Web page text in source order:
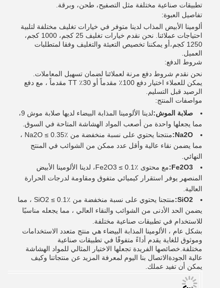
تطبيقات صناعية مختلفة مثل التصفيح، طحن، وبرقة.
تفاصيل العبوة:
ألومينا الأبيض المذاب لدينا متوفر في خيارات تغليف مختلفة لتلبية
احتياجات عملائنا. نحن نقدم خيارات تغليف 25 كجم، 1000 كجم،
1250 كجم،أو يمكننا تخصيص التعبئة والتغليف وفقا لمتطلبات
العميل.
شروط الدفع:
نحن نقدم شروط دفع مرنة لعملائنا لضمان تسهيل المعاملات.
يمكن للعملاء اختيار دفع 100٪ مقدماً أو 30٪ TT مقدماً ، مع دفع
الرصيد قبل التسليم.
مواصفات المنتج:
صلابة الموش:
لدينا الألومينا المذابة البيضاء لديها صلابة موش 9،
مما يجعلها واحدة من أصعب المواد الهشاشة المتاحة في السوق.
Na2O:
منتجنا يحتوي على نسبة منخفضة من Na2O ≤ 0.35٪ ،
مما يضمن نقاء عالية وأقل عدد ممكن من الشوائب في المنتج
النهائي.
Fe2O3:
مع محتوى Fe2O3 ≤ 0.1٪، لدينا الألومينا الأبيض
المنصهر يوفر استقرار كيميائي متفوق ومقاومة لدرجات الحرارة
العالية.
SiO2:
منتجنا يحتوي على نسبة منخفضة من SiO2 ≤ 0.1٪ ، مما
يضمن الحد الأدنى من الشوائب والنقاء العالي ، مما يجعله مناسبًا
للاستخدام في تطبيقات صناعية مختلفة.
بشكل عام ، الألومينا المذابة البيضاء هي منتج متعدد الاستخدامات
وموثوق للغاية يقدم أداءً متفوقًا في تطبيقات صناعية
مختلفة.خصائصها الفريدة تجعلها الاختيار المثالي للمواد الهشاشة
عالية الجودةالاتصال بنا اليوم لمعرفة المزيد عن منتجاتنا وكيف
يمكن أن تفيد عملك.